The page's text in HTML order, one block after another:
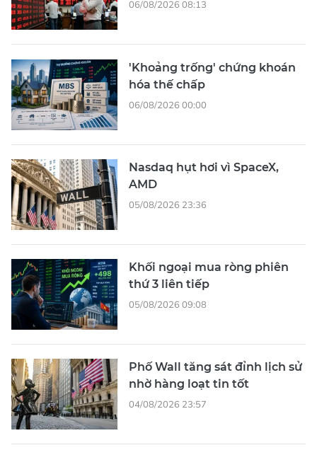
06/08/2026 08:13
'Khoảng trống' chứng khoán
hóa thế chấp
06/08/2026 00:00
Nasdaq hụt hơi vì SpaceX,
AMD
05/08/2026 23:36
Khối ngoại mua ròng phiên
thứ 3 liên tiếp
05/08/2026 09:08
Phố Wall tăng sát đỉnh lịch sử
nhờ hàng loạt tin tốt
04/08/2026 23:57